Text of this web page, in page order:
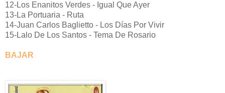
12-Los Enanitos Verdes - Igual Que Ayer
13-La Portuaria - Ruta
14-Juan Carlos Baglietto - Los Días Por Vivir
15-Lalo De Los Santos - Tema De Rosario
BAJAR